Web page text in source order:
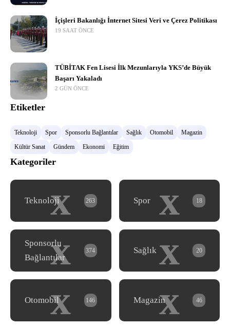
İçişleri Bakanlığı İnternet Sitesi Veri ve Çerez Politikası
19 SAAT ÖNCE
TÜBİTAK Fen Lisesi İlk Mezunlarıyla YKS’de Büyük
Başarı Yakaladı
2 GÜN ÖNCE
Etiketler
Teknoloji Spor Sponsorlu Bağlantılar Sağlık Otomobil
Magazin
Kültür Sanat
Gündem Ekonomi Eğitim
Kategoriler
x
Teknoloji 263 x
Spor 18
x
Sponsorlu
Bağlantılar
374 x
Sağlık 20
x
Otomobil 146 x
Magazin 46